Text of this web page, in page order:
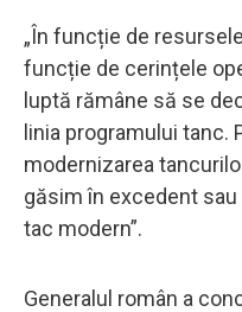
„În funcție de
funcție de cerințele
luptă rămâne să se
linia programului tanc.
modernizarea
găsim în excedent
tac modern”.
Generalul român a